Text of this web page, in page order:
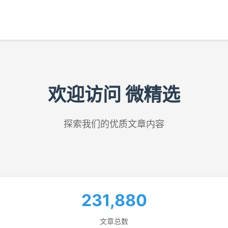
欢迎访问 微精选
探索我们的优质文章内容
231,880
文章总数